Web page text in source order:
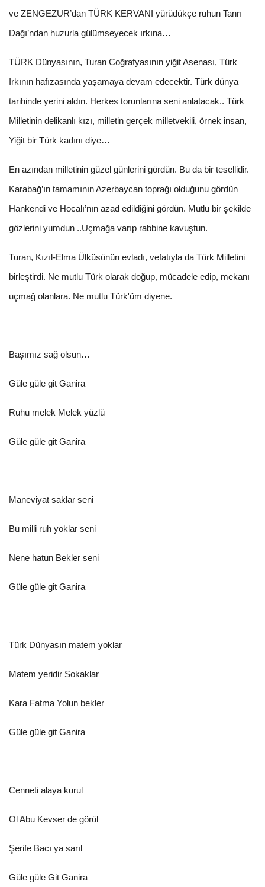
ve ZENGEZUR’dan TÜRK KERVANI yürüdükçe ruhun Tanrı
Dağı’ndan huzurla gülümseyecek ırkına…
TÜRK Dünyasının, Turan Coğrafyasının yiğit Asenası, Türk
Irkının hafızasında yaşamaya devam edecektir. Türk dünya
tarihinde yerini aldın. Herkes torunlarına seni anlatacak.. Türk
Milletinin delikanlı kızı, milletin gerçek milletvekili, örnek insan,
Yiğit bir Türk kadını diye…
En azından milletinin güzel günlerini gördün. Bu da bir tesellidir.
Karabağ’ın tamamının Azerbaycan toprağı olduğunu gördün
Hankendi ve Hocalı’nın azad edildiğini gördün. Mutlu bir şekilde
gözlerini yumdun ..Uçmağa varıp rabbine kavuştun.
Turan, Kızıl-Elma Ülküsünün evladı, vefatıyla da Türk Milletini
birleştirdi. Ne mutlu Türk olarak doğup, mücadele edip, mekanı
uçmağ olanlara. Ne mutlu Türk'üm diyene.
Başımız sağ olsun…
Güle güle git Ganira
Ruhu melek Melek yüzlü
Güle güle git Ganira
Maneviyat saklar seni
Bu milli ruh yoklar seni
Nene hatun Bekler seni
Güle güle git Ganira
Türk Dünyasın matem yoklar
Matem yeridir Sokaklar
Kara Fatma Yolun bekler
Güle güle git Ganira
Cenneti alaya kurul
Ol Abu Kevser de görül
Şerife Bacı ya sarıl
Güle güle Git Ganira